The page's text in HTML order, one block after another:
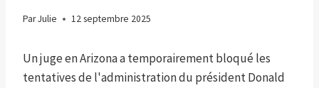
ParJulie 12 septembre 2025
Un juge en Arizona a temporairement bloqué les
tentatives de l'administration du président Donald